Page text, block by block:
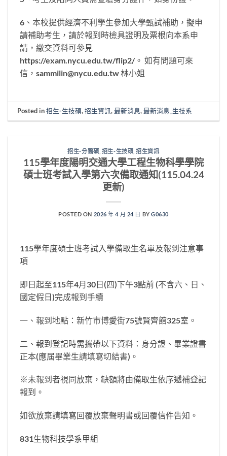
6、本校提供經濟不利學生參加大學甄試補助，擬申
請補助考生，請於報到時檢具證明及票根向本系申
請，繳交資料可參見
https://exam.nycu.edu.tw/flip2/。 如有問題可來
信，sammilin@nycu.edu.tw 林小姐
Posted in招生-生技碩,招生資訊,最新消息,最新消息_生技系
招生-分醫碩 招生-生技碩 ,招生資訊
115學年度陽明交通大學工程生物科學學院
碩士班考試入學第六次備取通知(115.04.24
更新)
POSTED ON 2026 年 4 月 24 日 BYG0630
115學年度碩士班考試入學備取生名單及報到注意事
項
即日起至115年4月30日(四)下午3點前 (不含六、日、
國定假日)完成報到手續
一、報到地點：新竹市博愛街75號賢齊館325室。
二、報到登記時需攜帶以下資料：身分證、畢業證書
正本(應屆畢業生請填寫切結書)。
※未報到者視同放棄，缺額將由備取生依序遞補登記
報到。
如欲放棄請填寫回覆放棄聲明書或回覆信件告知。
831生物科技學系甲組